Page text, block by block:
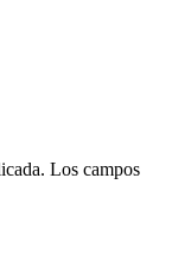
Los campos